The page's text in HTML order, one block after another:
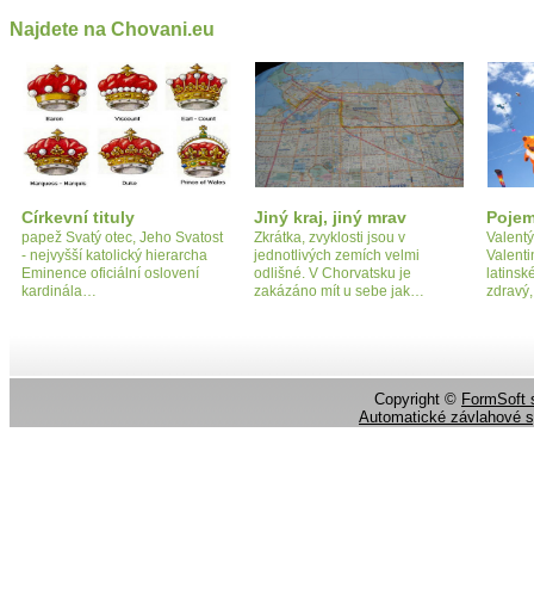
Najdete na Chovani.eu
Církevní tituly
papež Svatý otec, Jeho Svatost
- nejvyšší katolický hierarcha
Eminence oficiální oslovení
kardinála…
Jiný kraj, jiný mrav
Zkrátka, zvyklosti jsou v
jednotlivých zemích velmi
odlišné. V Chorvatsku je
zakázáno mít u sebe jak…
Copyright © FormSoft
Automatické závlahové